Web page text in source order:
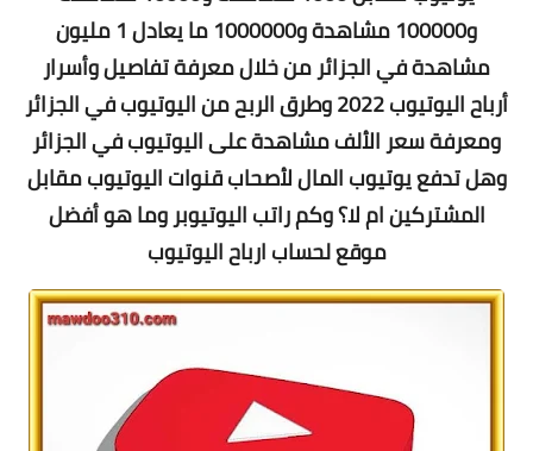
الاستثمار
و100000 مشاهدة و1000000 ما يعادل 1 مليون
مشاهدة في الجزائر من خلال معرفة تفاصيل وأسرار
أرباح اليوتيوب 2022 وطرق الربح من اليوتيوب في الجزائر
ومعرفة سعر الألف مشاهدة على اليوتيوب في الجزائر
وهل تدفع يوتيوب المال لأصحاب قنوات اليوتيوب مقابل
المشتركين ام لا؟ وكم راتب اليوتيوبروما هوأفضل
موقع لحساب ارباح اليوتيوب